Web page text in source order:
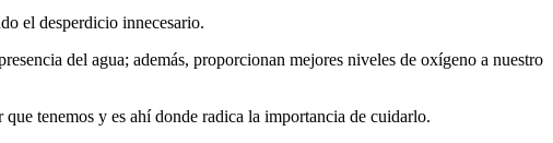
el desperdicio innecesario.
del agua; además, proporcionan mejores niveles de oxígeno a nuestro
tenemos y es ahí donde radica la importancia de cuidarlo.